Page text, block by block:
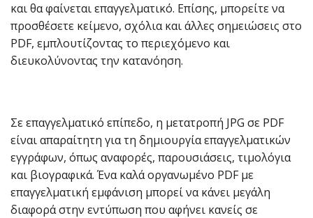
και θα φαίνεται επαγγελματικό. Επίσης, μπορείτε να
προσθέσετε κείμενο, σχόλια και άλλες σημειώσεις στο
PDF, εμπλουτίζοντας το περιεχόμενο και
διευκολύνοντας την κατανόηση.
Σε επαγγελματικό επίπεδο, η μετατροπή JPG σε PDF
είναι απαραίτητη για τη δημιουργία επαγγελματικών
εγγράφων, όπως αναφορές, παρουσιάσεις, τιμολόγια
και βιογραφικά. Ένα καλά οργανωμένο PDF με
επαγγελματική εμφάνιση μπορεί να κάνει μεγάλη
διαφορά στην εντύπωση που αφήνει κανείς σε